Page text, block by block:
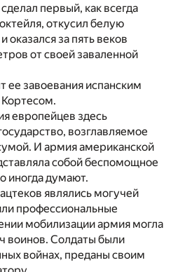
первый, как всегда
откусил белую
оказался за пять веков
от своей заваленной
завоевания испанским
европейцев здесь
возглавляемое
И армия американской
собой беспомощное
иногда думают.
являлись могучей
профессиональные
мобилизации армия могла
воинов. Солдаты были
войнах, преданы своим